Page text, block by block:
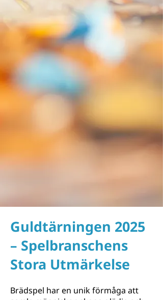
Guldtärningen 2025
– Spelbranschens
Stora Utmärkelse
Brädspel har en unik förmåga att